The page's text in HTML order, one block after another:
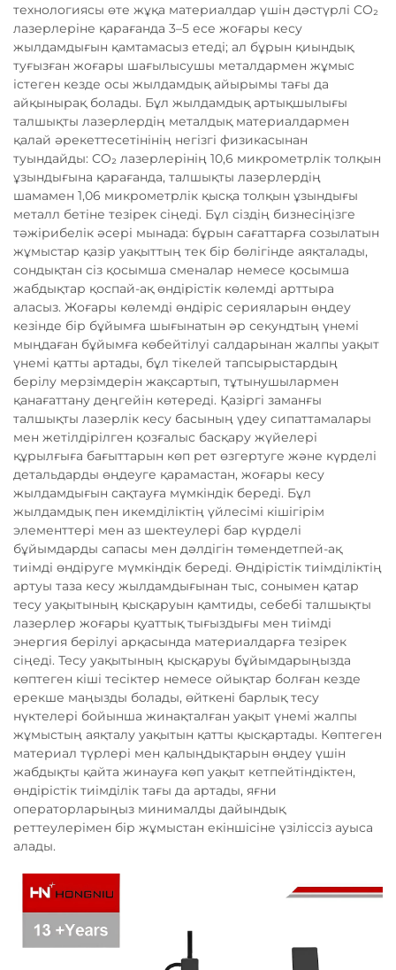
технологиясы өте жұқа материалдар үшін дәстүрлі CO₂
лазерлеріне қарағанда 3–5 есе жоғары кесу
жылдамдығын қамтамасыз етеді; ал бұрын қиындық
туғызған жоғары шағылысушы металдармен жұмыс
істеген кезде осы жылдамдық айырымы тағы да
айқынырақ болады. Бұл жылдамдық артықшылығы
талшықты лазерлердің металдық материалдармен
қалай әрекеттесетінінің негізгі физикасынан
туындайды: CO₂ лазерлерінің 10,6 микрометрлік толқын
ұзындығына қарағанда, талшықты лазерлердің
шамамен 1,06 микрометрлік қысқа толқын ұзындығы
металл бетіне тезірек сіңеді. Бұл сіздің бизнесіңізге
тәжірибелік әсері мынада: бұрын сағаттарға созылатын
жұмыстар қазір уақыттың тек бір бөлігінде аяқталады,
сондықтан сіз қосымша сменалар немесе қосымша
жабдықтар қоспай-ақ өндірістік көлемді арттыра
аласыз. Жоғары көлемді өндіріс серияларын өңдеу
кезінде бір бұйымға шығынатын әр секундтың үнемі
мыңдаған бұйымға көбейтілуі салдарынан жалпы уақыт
үнемі қатты артады, бұл тікелей тапсырыстардың
берілу мерзімдерін жақсартып, тұтынушылармен
қанағаттану деңгейін көтереді. Қазіргі заманғы
талшықты лазерлік кесу басының үдеу сипаттамалары
мен жетілдірілген қозғалыс басқару жүйелері
құрылғыға бағыттарын көп рет өзгертуге және күрделі
детальдарды өңдеуге қарамастан, жоғары кесу
жылдамдығын сақтауға мүмкіндік береді. Бұл
жылдамдық пен икемділіктің үйлесімі кішігірім
элементтері мен аз шектеулері бар күрделі
бұйымдарды сапасы мен дәлдігін төмендетпей-ақ
тиімді өндіруге мүмкіндік береді. Өндірістік тиімділіктің
артуы таза кесу жылдамдығынан тыс, сонымен қатар
тесу уақытының қысқаруын қамтиды, себебі талшықты
лазерлер жоғары қуаттық тығыздығы мен тиімді
энергия берілуі арқасында материалдарға тезірек
сіңеді. Тесу уақытының қысқаруы бұйымдарыңызда
көптеген кіші тесіктер немесе ойықтар болған кезде
ерекше маңызды болады, өйткені барлық тесу
нүктелері бойынша жинақталған уақыт үнемі жалпы
жұмыстың аяқталу уақытын қатты қысқартады. Көптеген
материал түрлері мен қалыңдықтарын өңдеу үшін
жабдықты қайта жинауға көп уақыт кетпейтіндіктен,
өндірістік тиімділік тағы да артады, яғни
операторларыңыз минималды дайындық
реттеулерімен бір жұмыстан екіншісіне үзіліссіз ауыса
алады.